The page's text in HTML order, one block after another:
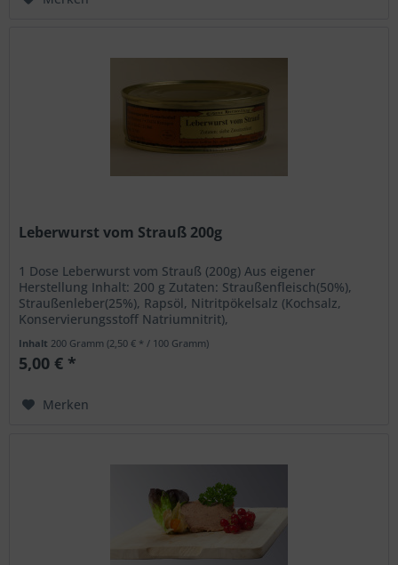
Leberwurst vom Strauß 200g
1 Dose Leberwurst vom Strauß (200g) Aus eigener
Herstellung Inhalt: 200 g Zutaten: Straußenfleisch(50%),
Straußenleber(25%), Rapsöl, Nitritpökelsalz (Kochsalz,
Konservierungsstoff Natriumnitrit),
Inhalt 200 Gramm(2,50 € * / 100 Gramm)
5,00 € *
Merken